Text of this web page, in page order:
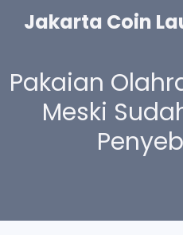
Jakarta Coin
Pakaian
Meski